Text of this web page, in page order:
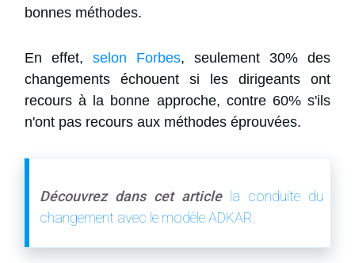
bonnes méthodes.
En effet, selon Forbes, seulement 30% des
changements échouent si les dirigeants ont
recours à la bonne approche, contre 60% s'ils
n'ont pas recours aux méthodes éprouvées.
Découvrez dans cet article
la conduite du
changement avec le modèle ADKAR